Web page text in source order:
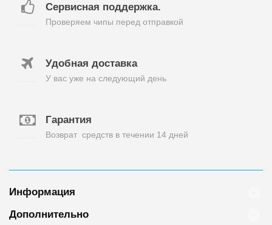
Сервисная поддержка.
Проверяем чипы перед отправкой
Удобная доставка
У вас уже на следующий день
Гарантия
Возврат средств в течении 14 дней
Информация
Дополнительно